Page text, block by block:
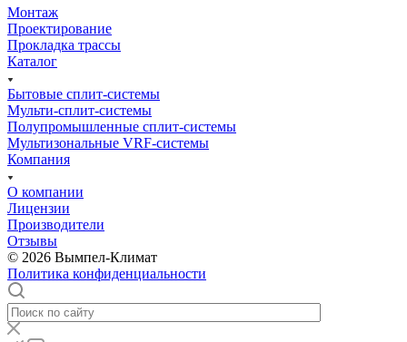
Монтаж
Проектирование
Прокладка трассы
Каталог
Бытовые сплит-системы
Мульти-сплит-системы
Полупромышленные сплит-системы
Мультизональные VRF-системы
Компания
О компании
Лицензии
Производители
Отзывы
© 2026 Вымпел-Климат
Политика конфиденциальности